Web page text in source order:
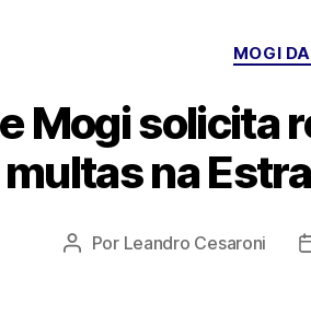
MOGI
Mogi solicita
multas na
Autor
Por Leandro Cesaroni